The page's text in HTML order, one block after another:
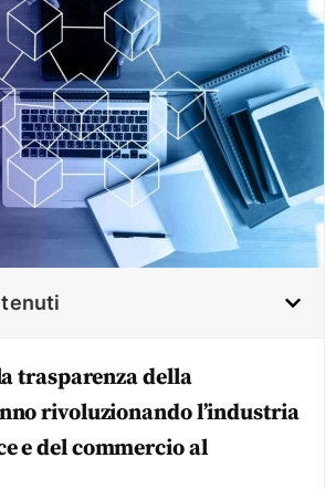
trasparenza della
rivoluzionando l’industria
e del commercio al